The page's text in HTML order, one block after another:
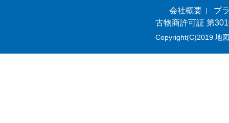
会社概要
プ
古物商許可証 第
Copyright(C)2019 地